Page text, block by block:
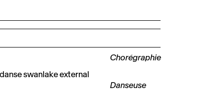
swanlake external
Chorégraphie
Danseuse